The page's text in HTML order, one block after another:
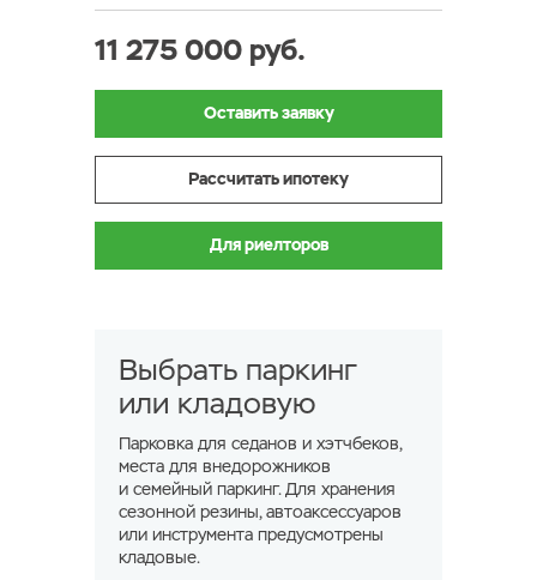
11 275 000 руб.
Оставить заявку
Рассчитать ипотеку
Для риелторов
Выбрать паркинг
или кладовую
Парковка для седанов и хэтчбеков,
места для внедорожников
и семейный паркинг. Для хранения
сезонной резины, автоаксессуаров
или инструмента предусмотрены
кладовые.